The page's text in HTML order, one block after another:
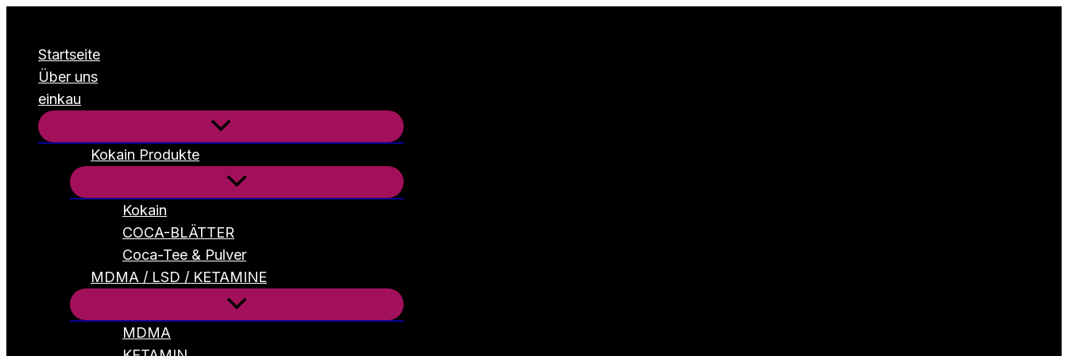
springen
Startseite
Über uns
einkau
Kokain Produkte
Kokain
COCA-BLÄTTER
Coca-Tee & Pulver
MDMA / LSD / KETAMINE
MDMA